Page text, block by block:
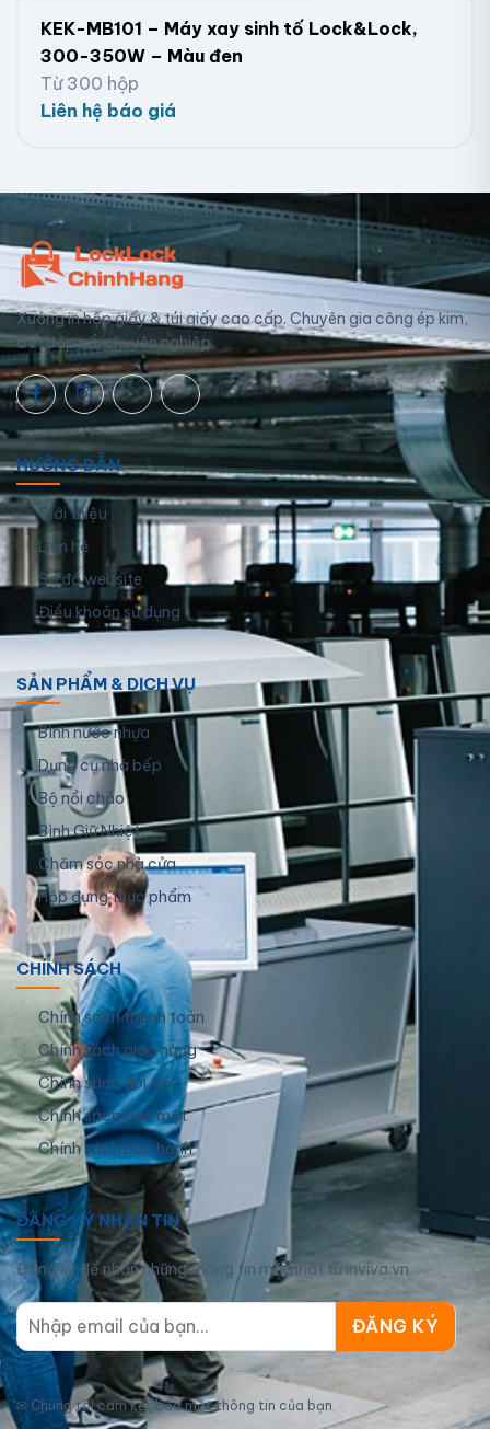
KEK-MB101 – Máy xay sinh tố Lock&Lock,
300-350W – Màu đen
Từ 300 hộp
Liên hệ báo giá
Xưởng in hộp giấy & túi giấy cao cấp. Chuyên gia công ép kim,
UV, dập nổi chuyên nghiệp.
HƯỚNG DẪN
Giới thiệu
Liên hệ
Sơ đồ website
Điều khoản sử dụng
SẢN PHẨM & DỊCH VỤ
Bình nước nhựa
Dụng cụ nhà bếp
Bộ nồi chảo
Bình Giữ Nhiệt
Chăm sóc nhà cửa
Hộp đựng thực phẩm
CHÍNH SÁCH
Chính sách thanh toán
Chính sách giao hàng
Chính sách đổi trả
Chính sách bảo mật
Chính sách bảo hành
ĐĂNG KÝ NHẬN TIN
Đăng ký để nhận những thông tin mới nhất từ inviva.vn
✉ Chúng tôi cam kết bảo mật thông tin của bạn.